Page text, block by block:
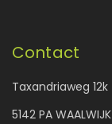
Contact
Taxandriaweg 12k
5142 PA WAALWIJK